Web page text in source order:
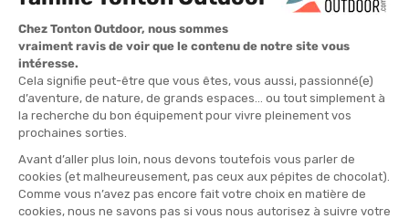
KATADYN
CARTUCCIA FILTRANTE EZ-
CLEAN MEMBRANE NOIRE
44,95 €
KATADYN
FILTRO D'ACQUA POCKET
379,95 €